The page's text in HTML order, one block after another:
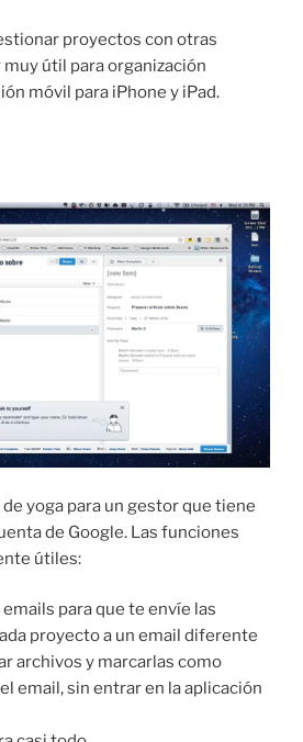
proyectos con otras
útil para organización
móvil para iPhone y iPad.
yoga para un gestor que tiene
de Google. Las funciones
útiles:
para que te envíe las
proyecto a un email diferente
archivos y marcarlas como
email, sin entrar en la aplicación